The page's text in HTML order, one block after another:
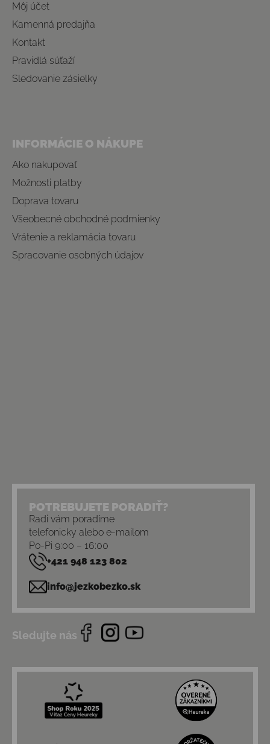
Môj účet
Kamenná predajňa
Kontakt
Pravidlá súťaží
Sledovanie zásielky
INFORMÁCIE O NÁKUPE
Ako nakupovať
Možnosti platby
Doprava tovaru
Všeobecné obchodné podmienky
Vrátenie a reklamácia tovaru
Spracovanie osobných údajov
POTREBUJETE PORADIŤ?
Radi vám poradíme
telefonicky alebo e-mailom
Po-Pi 9:00 – 16:00
+421 948 123 802
info@jezkobezko.sk
Sledujte nás